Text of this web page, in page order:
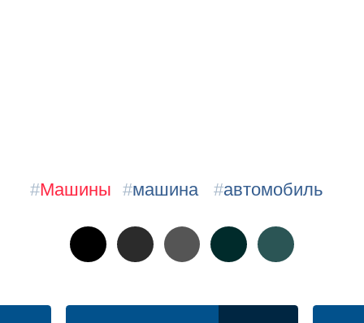
#Машины #машина #автомобиль